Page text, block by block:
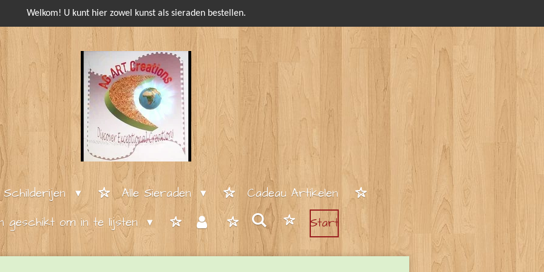
Welkom! U kunt hier zowel kunst als sieraden bestellen.
Schilderijen Alle Sieraden
Cadeau Artikelen
geschikt om in te lijsten
Start